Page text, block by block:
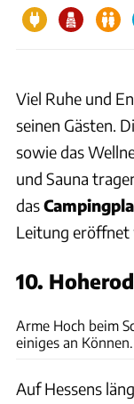
Viel Ruhe und
seinen Gästen.
sowie das
und Sauna
das
Leitung eröffnet
10.
Arme Hoch beim
einiges an Können.
Auf Hessens